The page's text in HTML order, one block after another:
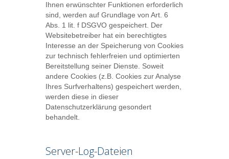
Ihnen erwünschter Funktionen erforderlich
sind, werden auf Grundlage von Art. 6
Abs. 1 lit. f DSGVO gespeichert. Der
Websitebetreiber hat ein berechtigtes
Interesse an der Speicherung von Cookies
zur technisch fehlerfreien und optimierten
Bereitstellung seiner Dienste. Soweit
andere Cookies (z.B. Cookies zur Analyse
Ihres Surfverhaltens) gespeichert werden,
werden diese in dieser
Datenschutzerklärung gesondert
behandelt.
Server-Log-Dateien